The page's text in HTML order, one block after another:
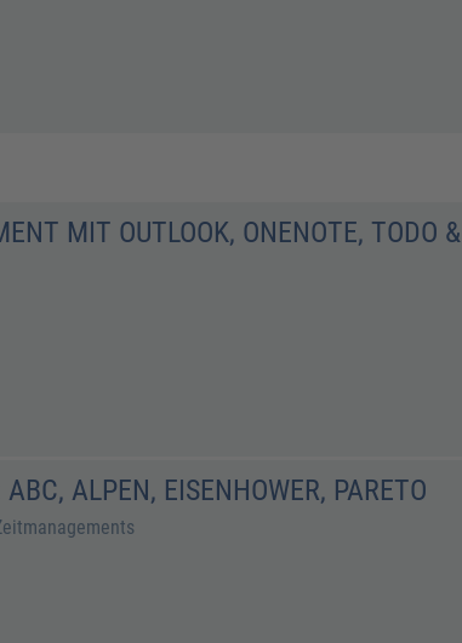
MIT OUTLOOK, ONENOTE, TODO &
ALPEN, EISENHOWER, PARETO